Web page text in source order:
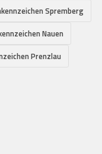
Spremberg
Nauen
Prenzlau